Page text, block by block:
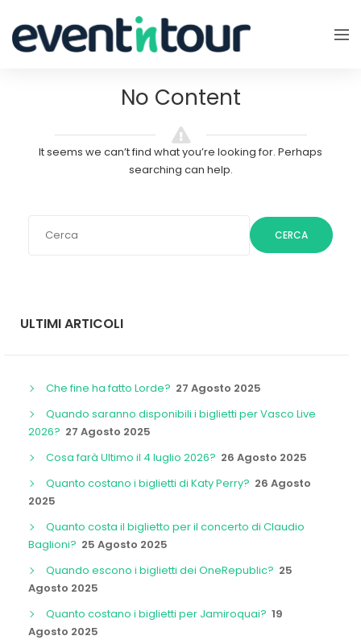
No Content
It seems we can’t find what you’re looking for. Perhaps
searching can help.
CERCA
ULTIMI ARTICOLI
Che fine ha fatto Lorde? 27 Agosto 2025
Quando saranno disponibili i biglietti per Vasco Live
2026? 27 Agosto 2025
Cosa farà Ultimo il 4 luglio 2026? 26 Agosto 2025
Quanto costano i biglietti di Katy Perry? 26 Agosto
2025
Quanto costa il biglietto per il concerto di Claudio
Baglioni? 25 Agosto 2025
Quando escono i biglietti dei OneRepublic? 25
Agosto 2025
Quanto costano i biglietti per Jamiroquai? 19
Agosto 2025